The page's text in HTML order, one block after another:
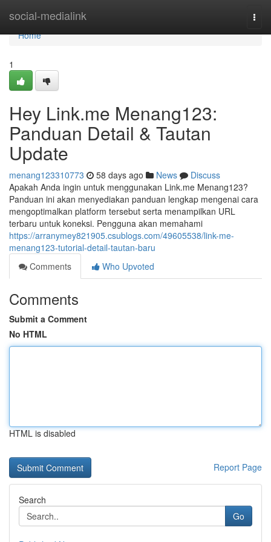
social-medialink
Home
Home
1
Hey Link.me Menang123:
Panduan Detail & Tautan
Update
menang123310773 58 days ago News
Discuss
Apakah Anda ingin untuk menggunakan Link.me Menang123?
Panduan ini akan menyediakan panduan lengkap mengenai cara
mengoptimalkan platform tersebut serta menampilkan URL
terbaru untuk koneksi. Pengguna akan memahami
https://arranymey821905.csublogs.com/49605538/link-me-
menang123-tutorial-detail-tautan-baru
Comments
Who Upvoted
Comments
Submit a Comment
No HTML
HTML is disabled
Report Page
Search
Go